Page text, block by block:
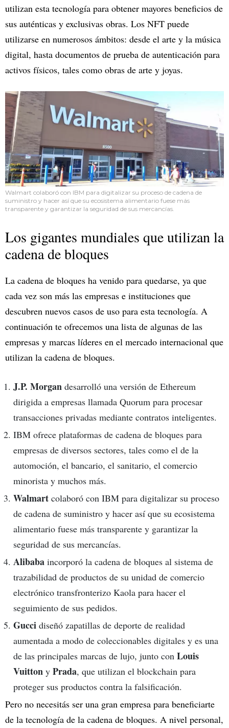
utilizan esta tecnología para obtener mayores beneficios de
sus auténticas y exclusivas obras. Los NFT puede
utilizarse en numerosos ámbitos: desde el arte y la música
digital, hasta documentos de prueba de autenticación para
activos físicos, tales como obras de arte y joyas.
Walmart colaboró con IBM para digitalizar su proceso de cadena de
suministro y hacer así que su ecosistema alimentario fuese más
transparente y garantizar la seguridad de sus mercancías.
Los gigantes mundiales que utilizan la
cadena de bloques
La cadena de bloques ha venido para quedarse, ya que
cada vez son más las empresas e instituciones que
descubren nuevos casos de uso para esta tecnología. A
continuación te ofrecemos una lista de algunas de las
empresas y marcas líderes en el mercado internacional que
utilizan la cadena de bloques.
J.P. Morgan desarrolló una versión de Ethereum
dirigida a empresas llamada Quorum para procesar
transacciones privadas mediante contratos inteligentes.
IBM ofrece plataformas de cadena de bloques para
empresas de diversos sectores, tales como el de la
automoción, el bancario, el sanitario, el comercio
minorista y muchos más.
Walmart colaboró con IBM para digitalizar su proceso
de cadena de suministro y hacer así que su ecosistema
alimentario fuese más transparente y garantizar la
seguridad de sus mercancías.
Alibaba incorporó la cadena de bloques al sistema de
trazabilidad de productos de su unidad de comercio
electrónico transfronterizo Kaola para hacer el
seguimiento de sus pedidos.
Gucci diseñó zapatillas de deporte de realidad
aumentada a modo de coleccionables digitales y es una
de las principales marcas de lujo, junto con Louis
Vuitton y Prada, que utilizan el blockchain para
proteger sus productos contra la falsificación.
Pero no necesitás ser una gran empresa para beneficiarte
de la tecnología de la cadena de bloques. A nivel personal,